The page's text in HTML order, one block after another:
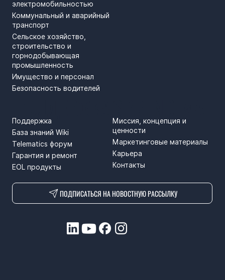
электромобильностью
Коммунальный и аварийный
транспорт
Сельское хозяйство,
строительство и
горнодобывающая
промышленность
Имущество и персонал
Безопасность водителей
Миссия, концепция и
ценности
Маркетинговые материалы
Карьера
Контакты
Поддержка
База знаний Wiki
Telematics форум
Гарантия и ремонт
EOL продукты
ПОДПИСАТЬСЯ НА НОВОСТНУЮ РАССЫЛКУ